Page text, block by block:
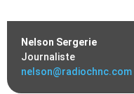
Nelson Sergerie
Journaliste
nelson@radiochnc.com